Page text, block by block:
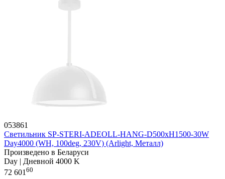
053861
Светильник SP-STERI-ADEOLL-HANG-D500xH1500-30W
Day4000 (WH, 100deg, 230V) (Arlight, Металл)
Произведено в Беларуси
Day | Дневной 4000 K
72 60160